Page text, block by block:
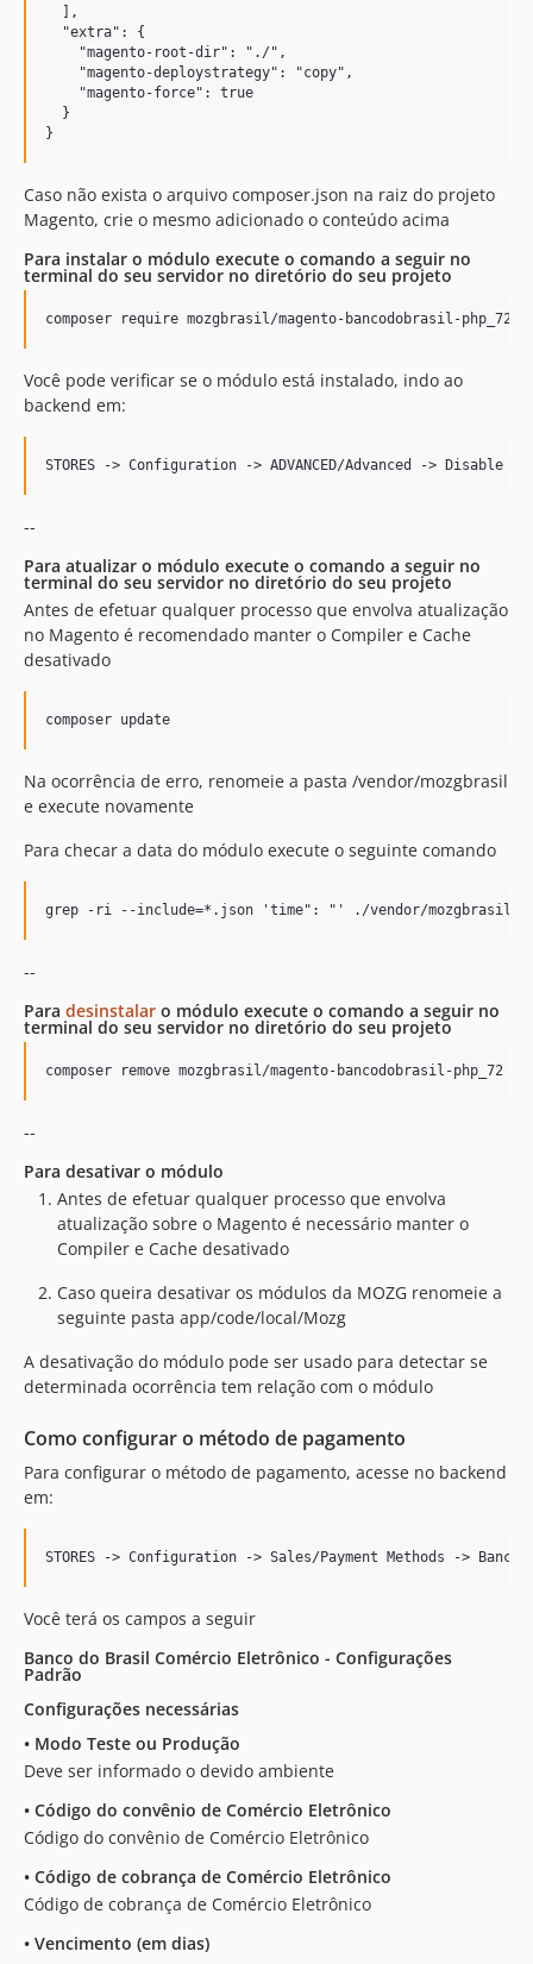
  ],
  "extra": {
    "magento-root-dir": "./",
    "magento-deploystrategy": "copy",
    "magento-force": true
  }
Caso não exista o arquivo composer.json na raiz do projeto
Magento, crie o mesmo adicionado o conteúdo acima
Para instalar o módulo execute o comando a seguir no
terminal do seu servidor no diretório do seu projeto
Você pode verificar se o módulo está instalado, indo ao
backend em:
--
Para atualizar o módulo execute o comando a seguir no
terminal do seu servidor no diretório do seu projeto
Antes de efetuar qualquer processo que envolva atualização
no Magento é recomendado manter o Compiler e Cache
desativado
Na ocorrência de erro, renomeie a pasta /vendor/mozgbrasil
e execute novamente
Para checar a data do módulo execute o seguinte comando
--
Para desinstalar o módulo execute o comando a seguir no
terminal do seu servidor no diretório do seu projeto
--
Para desativar o módulo
Antes de efetuar qualquer processo que envolva
atualização sobre o Magento é necessário manter o
Compiler e Cache desativado
Caso queira desativar os módulos da MOZG renomeie a
seguinte pasta app/code/local/Mozg
A desativação do módulo pode ser usado para detectar se
determinada ocorrência tem relação com o módulo
Como configurar o método de pagamento
Para configurar o método de pagamento, acesse no backend
em:
Você terá os campos a seguir
Banco do Brasil Comércio Eletrônico - Configurações
Padrão
Configurações necessárias
• Modo Teste ou Produção
Deve ser informado o devido ambiente
• Código do convênio de Comércio Eletrônico
Código do convênio de Comércio Eletrônico
• Código de cobrança de Comércio Eletrônico
Código de cobrança de Comércio Eletrônico
• Vencimento (em dias)